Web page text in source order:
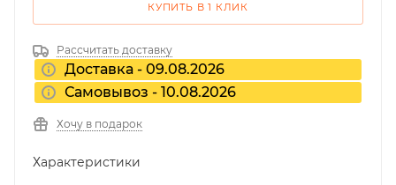
КУПИТЬ В 1 КЛИК
Рассчитать доставку
Доставка - 09.08.2026
Самовывоз - 10.08.2026
Хочу в подарок
Характеристики